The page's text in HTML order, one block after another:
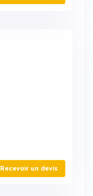
Recevoir un devis